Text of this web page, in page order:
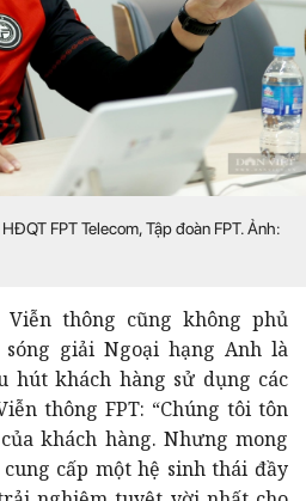
FPT Telecom, Tập đoàn FPT. Ảnh:
thông cũng không phủ
giải Ngoại hạng Anh là
hút khách hàng sử dụng các
thông FPT: “Chúng tôi tôn
khách hàng. Nhưng mong
cấp một hệ sinh thái đầy